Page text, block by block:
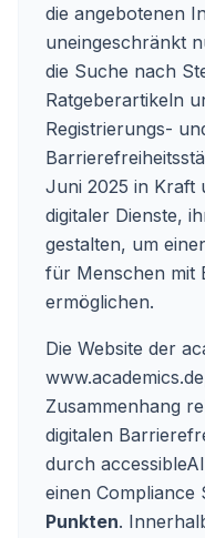
die angebotenen
uneingeschränkt
die Suche nach
Ratgeberartikeln
Registrierungs-
Juni 2025 in Kraft
digitaler Dienste,
gestalten, um
für Menschen mit
ermöglichen.
Die Website der
www.academics.de
Zusammenhang
digitalen
durch
einen Compliance
Punkten.